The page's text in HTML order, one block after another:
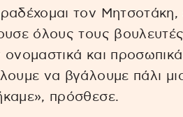
τον
όλους τους
ονομαστικά και
να βγάλουμε πάλι
πρόσθεσε.